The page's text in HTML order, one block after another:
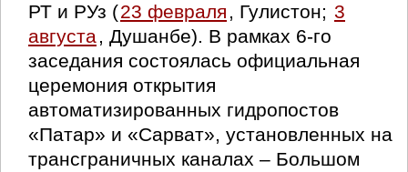
РТ и РУз (23 февраля , Гулистон; 3
августа, Душанбе). В рамках 6-го
заседания состоялась официальная
церемония открытия
автоматизированных гидропостов
«Патар» и «Сарват», установленных на
трансграничных каналах – Большом